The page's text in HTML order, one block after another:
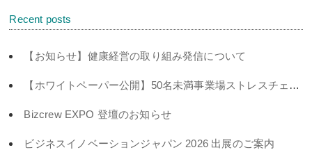
Recent posts
【お知らせ】健康経営の取り組み発信について
【ホワイトペーパー公開】50名未満事業場ストレスチェック義務化対策
Bizcrew EXPO 登壇のお知らせ
ビジネスイノベーションジャパン 2026 出展のご案内